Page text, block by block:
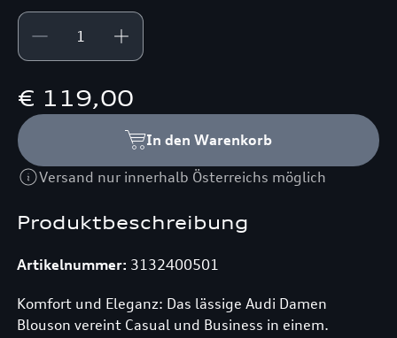
Produktbeschreibung
Artikelnummer: 3132400501
Komfort und Eleganz: Das lässige Audi Damen
Blouson vereint Casual und Business in einem.
€ 119,00
In den Warenkorb
Versand nur innerhalb Österreichs möglich